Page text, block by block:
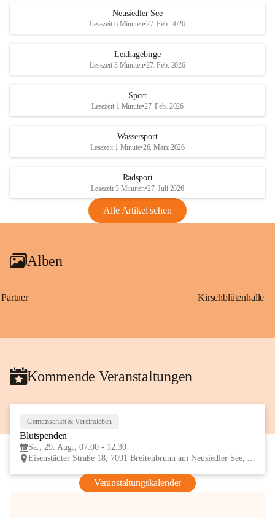
S
und den daraus folgenden wirtschaftlichen
Maßnahmen zur Bekämpfung
Rebe und der Amerikanischen
Anhang VBl. EU Nr. 18
1 Seite•1,4 MB
VBl. EU Nr. 18_2026
r
S
Neusiedler See
Lesezeit 6 Minuten•27. Feb. 2026
Leithagebirge
Lesezeit 3 Minuten•27. Feb. 2026
Sport
Lesezeit 1 Minute•27. Feb. 2026
Wassersport
Lesezeit 1 Minute•26. März 2026
Radsport
Lesezeit 3 Minuten•27. Juli 2026
Alle Artikel sehen
Alben
Partner Kirschblütenhalle
Kommende Veranstaltungen
Gemeinschaft & Vereinsleben
Blutspenden
Sa., 29. Aug., 07:00 - 12:30
Eisenstädter Straße 18, 7091 Breitenbrunn am Neusiedler See, AUT
Veranstaltungskalender